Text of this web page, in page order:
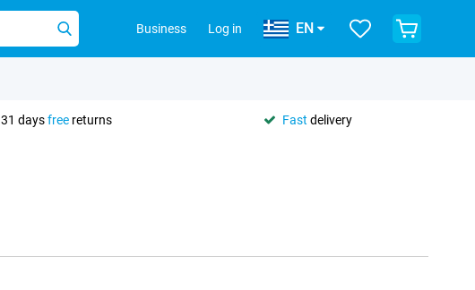
Business Log in EN
31 daysfree returns Fast delivery